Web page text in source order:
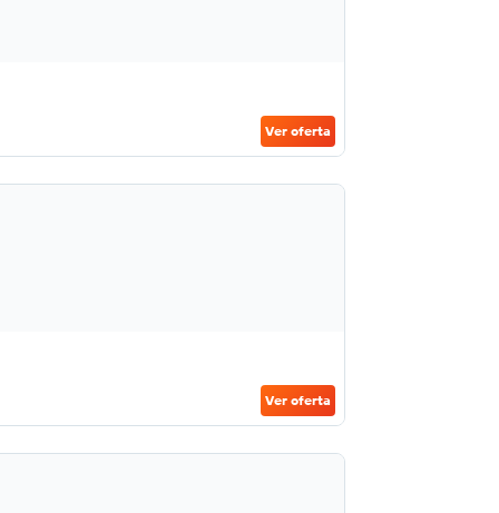
Ver oferta
Ver oferta